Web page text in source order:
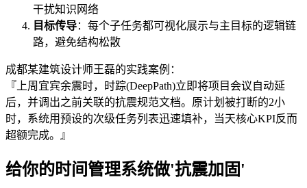
干扰知识网络
目标传导：每个子任务都可视化展示与主目标的逻辑链
路，避免结构松散
成都某建筑设计师王磊的实践案例：
『上周宜宾余震时，时踪(DeepPath)立即将项目会议自动延
后，并调出之前关联的抗震规范文档。原计划被打断的2小
时，系统用预设的次级任务列表迅速填补，当天核心KPI反而
超额完成。』
给你的时间管理系统做'抗震加固'